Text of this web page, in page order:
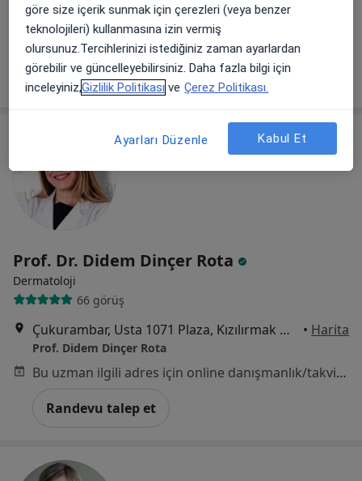
Günay Şahin Dalgıç
Randevu talep et
Prof. Dr. Didem Dinçer Rota
Dermatoloji
66 görüş
Çukurambar, Usta 1071 Plaza, Kızılırmak mahallesi, 1443. Cd A blok kat 24 No 162., Ankara • Harita
Prof. Didem Dinçer Rota
Bu uzman ilgili adres için online danışmanlık/takvim sunmuyor.
Randevu talep et
göre size içerik sunmak için çerezleri (veya benzer
teknolojileri) kullanmasına izin vermiş
olursunuz.Tercihlerinizi istediğiniz zaman ayarlardan
görebilir ve güncelleyebilirsiniz. Daha fazla bilgi için
inceleyiniz,Gizlilik Politikası ve Çerez Politikası.
Ayarları Düzenle Kabul Et